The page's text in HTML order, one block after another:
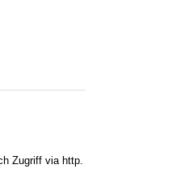
Zugriff via http.